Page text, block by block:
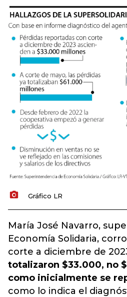
Gráfico LR
María José Navarro,
Economía Solidaria,
corte a diciembre de
totalizaron $33.000, no
como inicialmente se
como lo indica el